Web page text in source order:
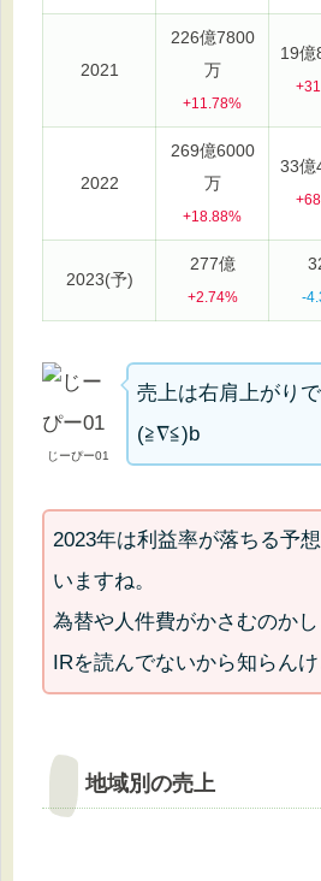
2021
226億7800
万
+11.78%
19億
2022
269億6000
万
+18.88%
33億
2023(予)
277億
+2.74% -
じーぴー01
売上は右肩上がり
(≧∇≦)b
2023年は利益率が落ちる予
いますね。
為替や人件費がかさむのかし
IRを読んでないから知らんけ
地域別の売上